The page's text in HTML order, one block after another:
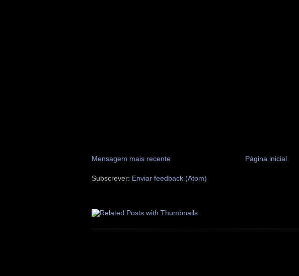
Mensagem mais recente Página inicial
Subscrever: Enviar feedback (Atom)